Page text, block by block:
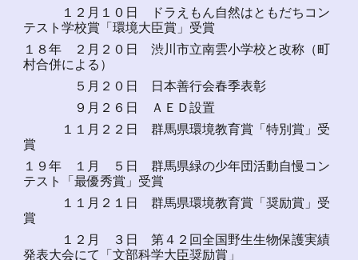
１２月１０日 ドラえもん自然はともだちコン
テスト学校賞「環境大臣賞」受賞
１８年 ２月２０日 渋川市立南雲小学校と改称（町
村合併による）
５月２０日 日本善行会春季表彰
９月２６日 ＡＥＤ設置
１１月２２日 群馬県環境教育賞「特別賞」受
賞
１９年 １月 ５日 群馬県緑の少年団活動自慢コン
テスト「最優秀賞」受賞
１１月２１日 群馬県環境教育賞「奨励賞」受
賞
１２月 ３日 第４２回全国野生生物保護実績
発表大会にて「文部科学大臣奨励賞」